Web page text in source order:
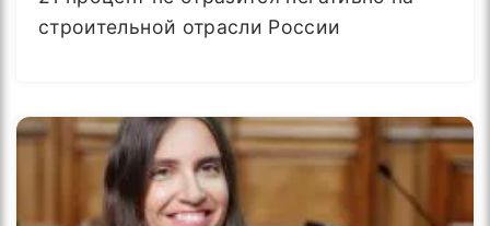
строительной отрасли России